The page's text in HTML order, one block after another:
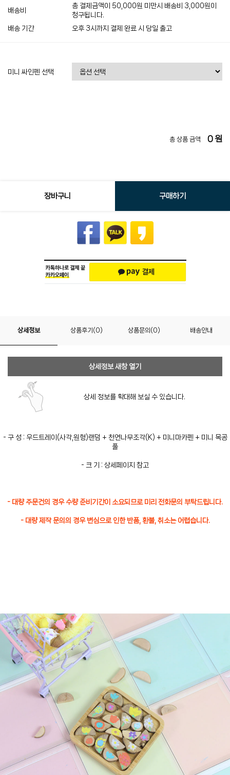
배송비
총 결제금액이 50,000원 미만시 배송비 3,000원이
청구됩니다.
배송 기간
오후 3시까지 결제 완료 시 당일 출고
미니 싸인펜 선택
총 상품 금액 0원
장바구니 구매하기
상세정보 상품후기(0) 상품문의(0) 배송안내
상세정보 새창 열기
상세 정보를 확대해 보실 수 있습니다.
- 구 성 : 우드트레이(사각,원형)랜덤 + 천연나무조각(K) + 미니마카펜 + 미니 목공
풀
- 크 기 : 상세페이지 참고
- 대량 주문건의 경우 수량 준비기간이 소요되므로 미리 전화문의 부탁드립니다.
- 대량 제작 문의의 경우 변심으로 인한 반품, 환불, 취소는 어렵습니다.